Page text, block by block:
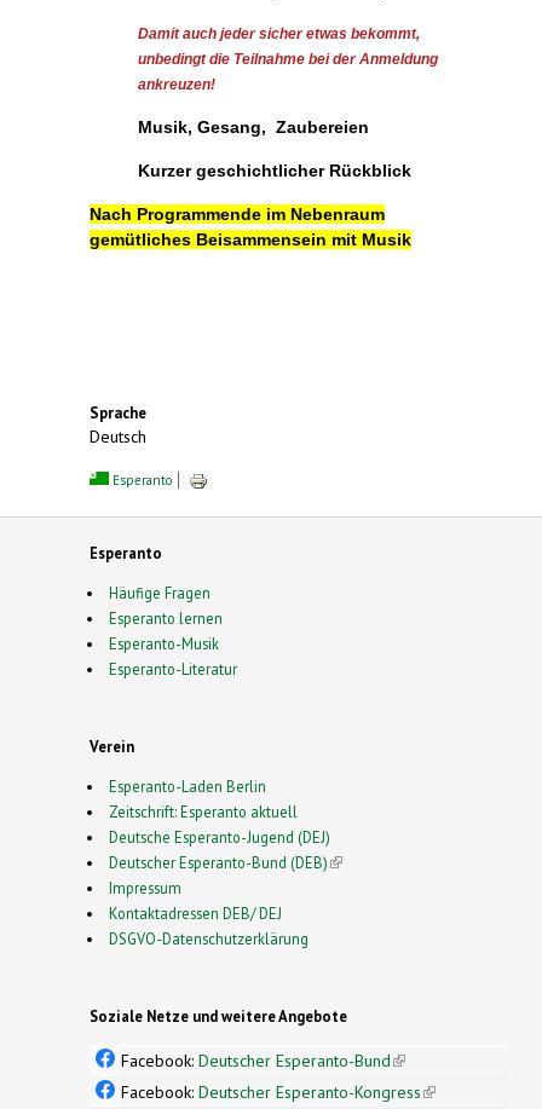
Damit auch jeder sicher etwas bekommt,
unbedingt die Teilnahme bei der Anmeldung
ankreuzen!
Musik, Gesang, Zaubereien
Kurzer geschichtlicher Rückblick
Nach Programmende im Nebenraum
gemütliches Beisammensein mit Musik
Sprache
Deutsch
Esperanto
Esperanto
Häufige Fragen
Esperanto lernen
Esperanto-Musik
Esperanto-Literatur
Verein
Esperanto-Laden Berlin
Zeitschrift: Esperanto aktuell
Deutsche Esperanto-Jugend (DEJ)
Deutscher Esperanto-Bund (DEB)(link is external)
Impressum
Kontaktadressen DEB/ DEJ
DSGVO-Datenschutzerklärung
Soziale Netze und weitere Angebote
Facebook: Deutscher Esperanto-Bund(link is
external)
Facebook: Deutscher Esperanto-Kongress(link is